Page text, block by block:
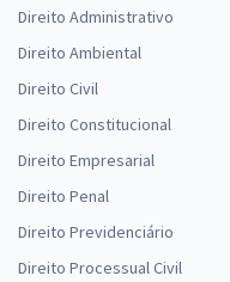
Direito Administrativo
Direito Ambiental
Direito Civil
Direito Constitucional
Direito Empresarial
Direito Penal
Direito Previdenciário
Direito Processual Civil